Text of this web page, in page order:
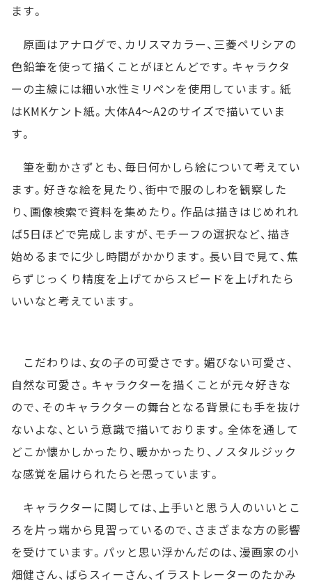
ます。
原画はアナログで、カリスマカラー、三菱ペリシアの
色鉛筆を使って描くことがほとんどです。キャラクタ
ーの主線には細い水性ミリペンを使用しています。紙
はKMKケント紙。大体A4～A2のサイズで描いていま
す。
筆を動かさずとも、毎日何かしら絵について考えてい
ます。好きな絵を見たり、街中で服のしわを観察した
り、画像検索で資料を集めたり。作品は描きはじめれれ
ば5日ほどで完成しますが、モチーフの選択など、描き
始めるまでに少し時間がかかります。長い目で見て、焦
らずじっくり精度を上げてからスピードを上げれたら
いいなと考えています。
こだわりは、女の子の可愛さです。媚びない可愛さ、
自然な可愛さ。キャラクターを描くことが元々好きな
ので、そのキャラクターの舞台となる背景にも手を抜け
ないよな、という意識で描いております。全体を通して
どこか懐かしかったり、暖かかったり、ノスタルジック
な感覚を届けられたら――と思っています。
キャラクターに関しては、上手いと思う人のいいとこ
ろを片っ端から見習っているので、さまざまな方の影響
を受けています。パッと思い浮かんだのは、漫画家の小
畑健さん、ばらスィーさん、イラストレーターのたかみ